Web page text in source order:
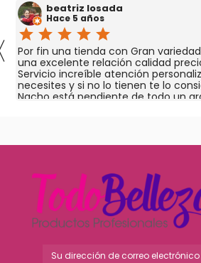
beatriz losada
Hace 5 años
star star star star star
Por fin una tienda con Gran
una excelente relación calidad
Servicio increíble atención
necesites y si no lo tienen te lo
Nacho está pendiente de todo un